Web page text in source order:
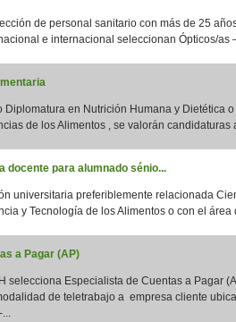
de personal sanitario con más de 25
e internacional seleccionan Ópticos/as
Diplomatura en Nutrición Humana y Dietética
de los Alimentos , se valorán candidaturas
docente para alumnado sénio...
universitaria preferiblemente relacionada
y Tecnología de los Alimentos o con el área
a Pagar (AP)
selecciona Especialista de Cuentas a Pagar
de teletrabajo a empresa cliente
...